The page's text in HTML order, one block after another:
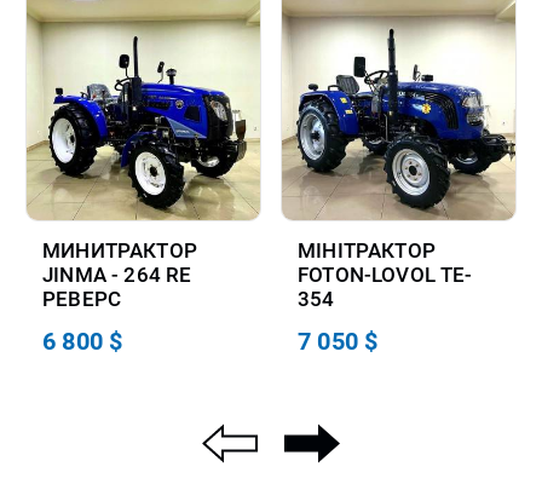
МИНИТРАКТОР
JINMA - 264 RE
РЕВЕРС
6 800 $
МІНІТРАКТОР
FOTON-LOVOL TE-
354
7 050 $